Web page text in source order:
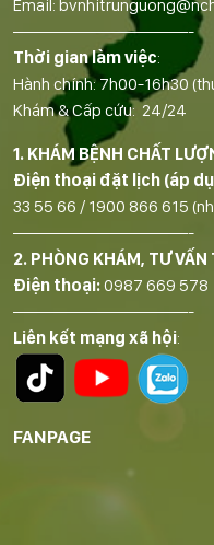
Email:
——————————-
Thời gian làm việc:
Hành chính: 7h00-16h30
Khám & Cấp cứu: 24/24
1. KHÁM BỆNH CHẤT
Điện thoại đặt lịch (áp
33 55 66 / 1900 866 615
——————————-
2. PHÒNG KHÁM, TƯ VẤN
Điện thoại:0987 669 578
——————————-
Liên kết mạng xã hội:
FANPAGE